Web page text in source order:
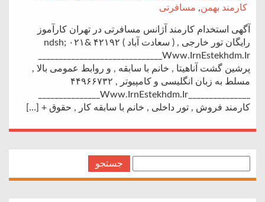
کارمند بهمن, مسافرتی
آگهی استخدام کارمند آژانس مسافرتی در تهران کارآموز
رایگان تور خارجی , ( سعادت آباد ) ۴۲۱۹۲ &ndsh; ۰۲۱
پرشین گشت آناهیتا , خانم با سابقه , و روابط عمومی بالا ,
مسلط به زبان انگلیسی و کامپیوتر , ۴۴۹۶۶۷۳۲
کارمند فروش , تور داخلی , خانم با سابقه کار , حقوق + […]